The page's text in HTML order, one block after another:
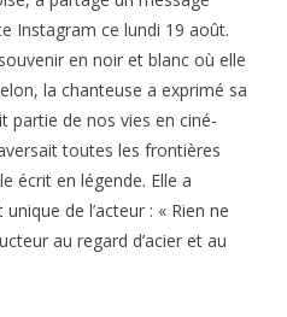
Instagram ce lundi 19 août.
en noir et blanc où elle
la chanteuse a exprimé sa
partie de nos vies en ciné-
toutes les frontières
écrit en légende. Elle a
de l’acteur : « Rien ne
au regard d’acier et au